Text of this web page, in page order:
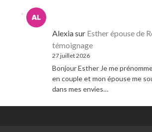
Alexiasur Esther épouse de
témoignage
27 juillet 2026
Bonjour Esther Je me
en couple et mon épouse me
dans mes envies…